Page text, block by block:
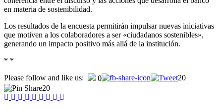
en materia de sostenibilidad.
Los resultados de la encuesta permitirán impulsar nuevas iniciativas
que motiven a los colaboradores a ser «ciudadanos sostenibles»,
generando un impacto positivo más allá de la institución.
* *
Please follow and like us: 0
20
20